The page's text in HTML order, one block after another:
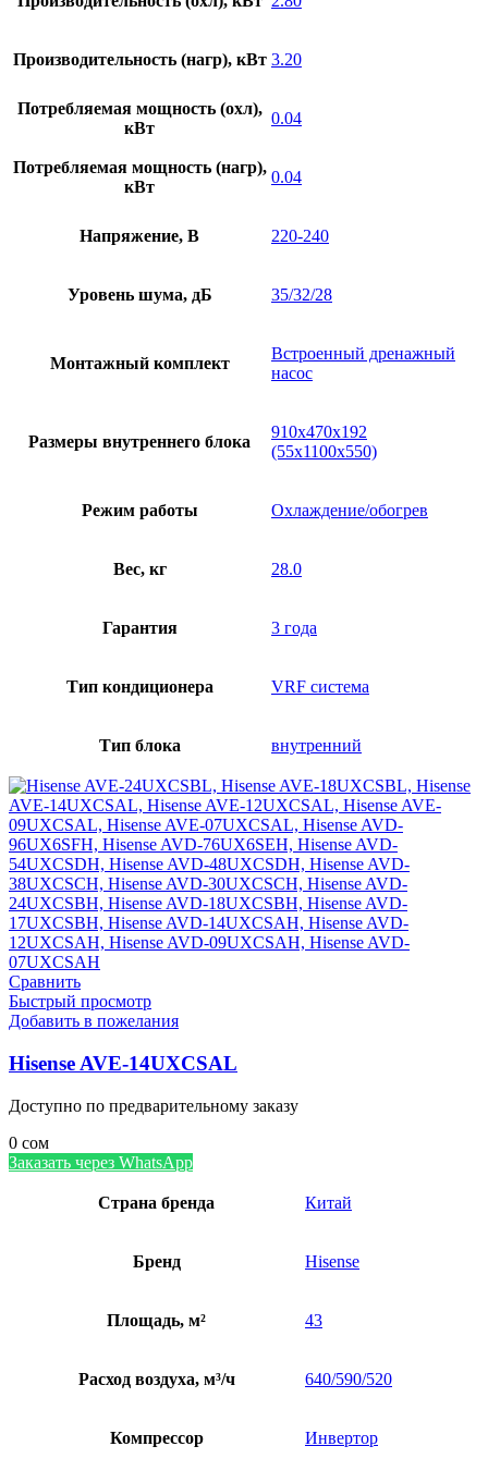
Производительность (нагр), кВт 3.20
Потребляемая мощность (охл),
кВт
0.04
Потребляемая мощность (нагр),
кВт
0.04
Напряжение, В 220-240
Уровень шума, дБ 35/32/28
Монтажный комплект
Встроенный дренажный
насос
Размеры внутреннего блока
910х470х192
(55x1100x550)
Режим работы Охлаждение/обогрев
Вес, кг 28.0
Гарантия 3 года
Тип кондиционера VRF система
Тип блока внутренний
Сравнить
Быстрый просмотр
Добавить в пожелания
Hisense AVE-14UXCSAL
Доступно по предварительному заказу
0 сом
Заказать через WhatsApp
Страна бренда Китай
Бренд Hisense
Площадь, м² 43
Расход воздуха, м³/ч 640/590/520
Компрессор Инвертор